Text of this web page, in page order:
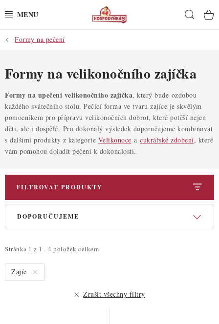
na
POTŘEBY
POMŮCKY
SUROVINY
DEKORACE
PRO OSLAVY
ZDRAVÉ PEČENÍ
DÁRKOVÉ POUKAZY
TÉMATICKÉ PRODUKTY
Formy na pečení
Formy na velikonočního zajíčka
Formy na upečení velikonočního zajíčka, který bude ozdobou
každého svátečního stolu. Pečící forma ve tvaru zajíce je skvělým
pomocníkem pro přípravu velikonočních dobrot, které potěší nejen
děti, ale i dospělé. Pro dokonalý výsledek doporučujeme kombinovat
s dalšími produkty z kategorie Velikonoce a cukrářské zdobení, které
vám pomohou doladit pečení k dokonalosti.
FILTROVAT PRODUKTY
V
i
s
p
Stránka 1 z 1 - 4 položek celkem
Ř
e
n
í
DOPORUČUJEME
Zajíc
Zrušit všechny filtry